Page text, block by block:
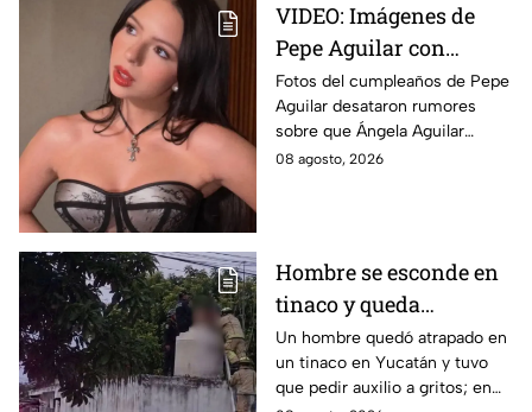
VIDEO: Imágenes de
Pepe Aguilar con
Ángela desatan
rumores ¿Está
embarazada?
Fotos del cumpleaños de Pepe
Aguilar desataron rumores
sobre que Ángela Aguilar
podría estar embarazada;
08 agosto, 2026
Hombre se esconde en
tinaco y queda
atrapado por más de
dos horas en Yucatán;
así lo encontraron
Un hombre quedó atrapado en
un tinaco en Yucatán y tuvo
que pedir auxilio a gritos; en